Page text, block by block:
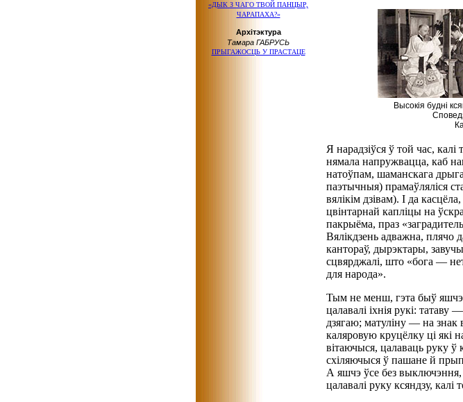
«ДЫК З ЧАГО ТВОЙ ПАНЦЫР,
ЧАРАПАХА?»
Архітэктура
Тамара ГАБРУСЬ
ПРЫГАЖОСЦЬ У ПРАСТАЦЕ
Высокія будні
Я нарадзіўся ў той час,
нямала напружвацца, каб
натоўпам, шаманскага
паэтычныя) прамаўляліся
вялікім дзівам). І да
цвінтарнай капліцы на
пакрыёма, праз
Вялікдзень адважна, плячо
кантораў, дырэктары,
сцвярджалі, што «бога —
для народа».
Тым не менш, гэта быў яшчэ
цалавалі іхнія рукі:
дзягаю; матуліну — на знак
каляровую круцёлку ці які
вітаючыся, цалаваць руку
схіляючыся ў пашане й
А яшчэ ўсе без
цалавалі руку ксяндзу, калі